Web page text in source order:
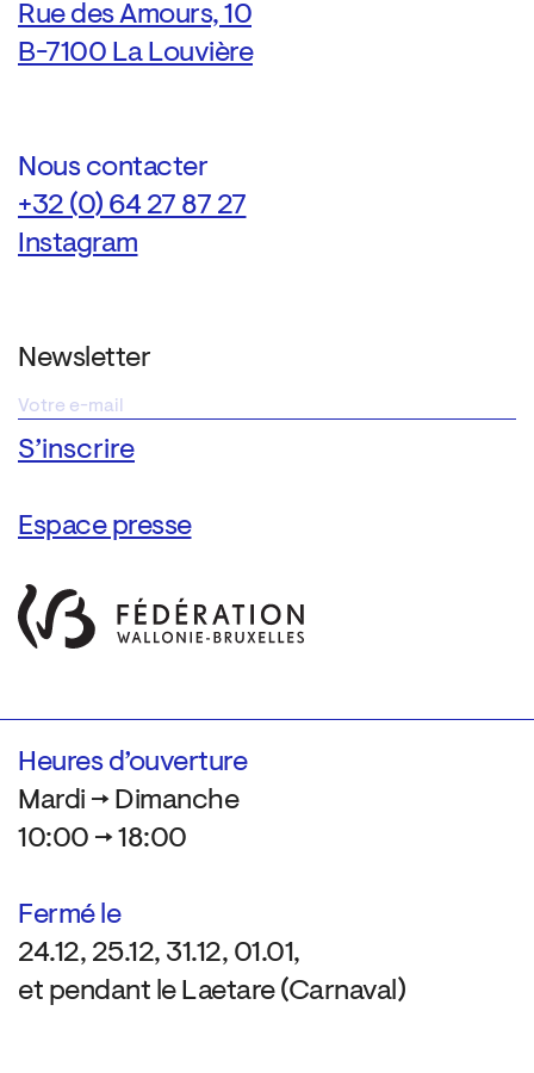
Rue des Amours, 10
B-7100 La Louvière
Nous contacter
+32 (0) 64 27 87 27
Instagram
Newsletter
Espace presse
Heures d’ouverture
Mardi → Dimanche
10:00 → 18:00
Fermé le
24.12, 25.12, 31.12, 01.01,
et pendant le Laetare (Carnaval)